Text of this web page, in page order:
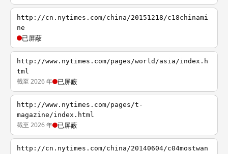
http://cn.nytimes.com/china/20151218/c18chinami
ne
已屏蔽
http://www.nytimes.com/pages/world/asia/index.h
tml
截至 2026 年 已屏蔽
http://www.nytimes.com/pages/t-
magazine/index.html
截至 2026 年 已屏蔽
http://cn.nytimes.com/china/20140604/c04mostwan